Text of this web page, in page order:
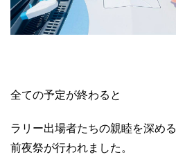
全ての予定が終わると
ラリー出場者たちの親睦を深め
前夜祭が行われました。